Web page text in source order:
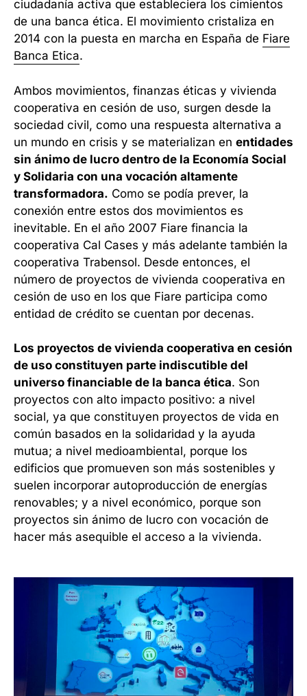
ciudadanía activa que estableciera los cimientos
de una banca ética. El movimiento cristaliza en
2014 con la puesta en marcha en España de Fiare
Banca Etica.
Ambos movimientos, finanzas éticas y vivienda
cooperativa en cesión de uso, surgen desde la
sociedad civil, como una respuesta alternativa a
un mundo en crisis y se materializan en entidades
sin ánimo de lucro dentro de la Economía Social
y Solidaria con una vocación altamente
transformadora. Como se podía prever, la
conexión entre estos dos movimientos es
inevitable. En el año 2007 Fiare financia la
cooperativa Cal Cases y más adelante también la
cooperativa Trabensol. Desde entonces, el
número de proyectos de vivienda cooperativa en
cesión de uso en los que Fiare participa como
entidad de crédito se cuentan por decenas.
Los proyectos de vivienda cooperativa en cesión
de uso constituyen parte indiscutible del
universo financiable de la banca ética. Son
proyectos con alto impacto positivo: a nivel
social, ya que constituyen proyectos de vida en
común basados en la solidaridad y la ayuda
mutua; a nivel medioambiental, porque los
edificios que promueven son más sostenibles y
suelen incorporar autoproducción de energías
renovables; y a nivel económico, porque son
proyectos sin ánimo de lucro con vocación de
hacer más asequible el acceso a la vivienda.